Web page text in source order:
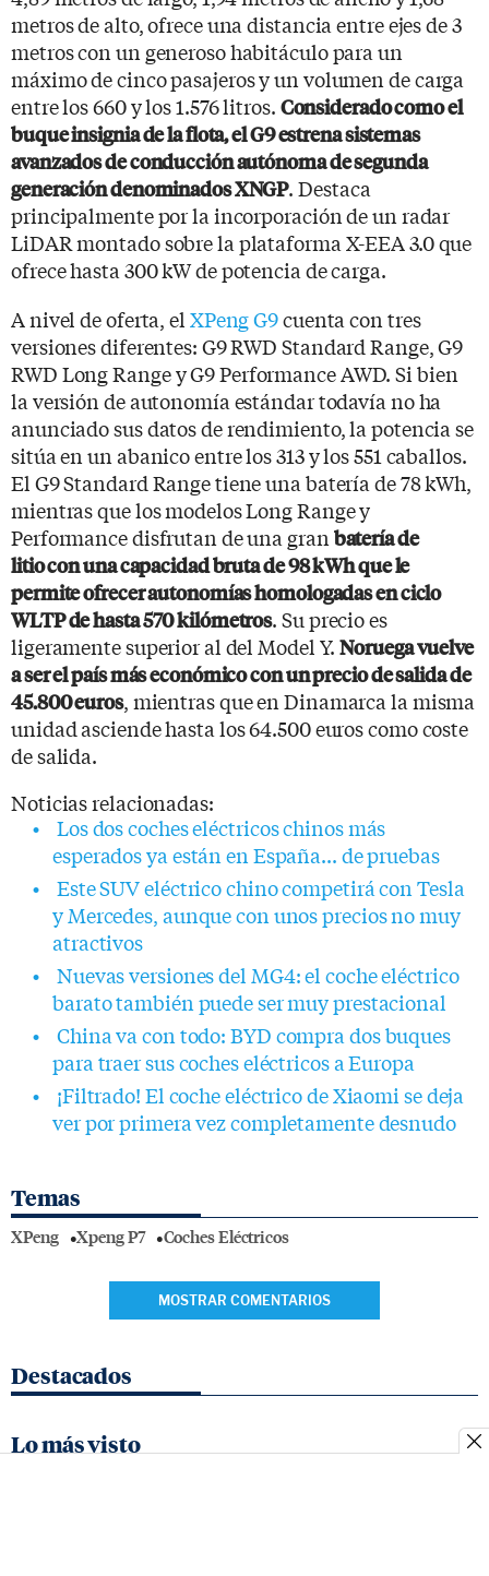
metros de alto, ofrece una distancia entre ejes de 3
metros con un generoso habitáculo para un
máximo de cinco pasajeros y un volumen de carga
entre los 660 y los 1.576 litros. Considerado como el
buque insignia de la flota, el G9 estrena sistemas
avanzados de conducción autónoma de segunda
generación denominados XNGP. Destaca
principalmente por la incorporación de un radar
LiDAR montado sobre la plataforma X-EEA 3.0 que
ofrece hasta 300 kW de potencia de carga.
A nivel de oferta, elXPeng G9cuenta con tres
versiones diferentes: G9 RWD Standard Range, G9
RWD Long Range y G9 Performance AWD. Si bien
la versión de autonomía estándar todavía no ha
anunciado sus datos de rendimiento, la potencia se
sitúa en un abanico entre los 313 y los 551 caballos.
El G9 Standard Range tiene una batería de 78 kWh,
mientras que los modelos Long Range y
Performance disfrutan de una granbatería de
litio con una capacidad bruta de 98 kWh que le
permite ofrecer autonomías homologadas en ciclo
WLTP de hasta 570 kilómetros. Su precio es
ligeramente superior al del Model Y.Noruega vuelve
a ser el país más económico con un precio de salida de
45.800 euros, mientras que en Dinamarca la misma
unidad asciende hasta los 64.500 euros como coste
de salida.
Noticias relacionadas:
Los dos coches eléctricos chinos más
esperados ya están en España... de pruebas
Este SUV eléctrico chino competirá con Tesla
y Mercedes, aunque con unos precios no muy
atractivos
Nuevas versiones del MG4: el coche eléctrico
barato también puede ser muy prestacional
China va con todo: BYD compra dos buques
para traer sus coches eléctricos a Europa
¡Filtrado! El coche eléctrico de Xiaomi se deja
ver por primera vez completamente desnudo
Temas
XPeng Xpeng P7 Coches Eléctricos
MOSTRAR COMENTARIOS
Destacados
Lo más visto